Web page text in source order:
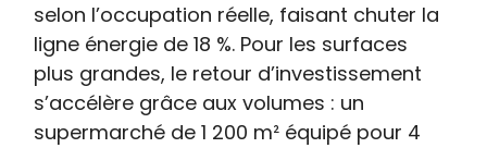
selon l’occupation réelle, faisant chuter la
ligne énergie de 18 %. Pour les surfaces
plus grandes, le retour d’investissement
s’accélère grâce aux volumes : un
supermarché de 1 200 m² équipé pour 4